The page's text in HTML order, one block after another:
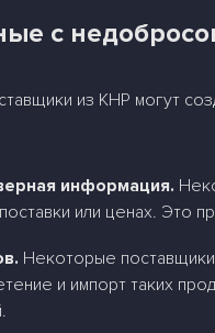
с
из КНР могут
информация.
или ценах. Это
Некоторые поставщики
и импорт таких